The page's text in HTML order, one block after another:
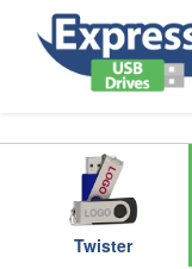
Twister